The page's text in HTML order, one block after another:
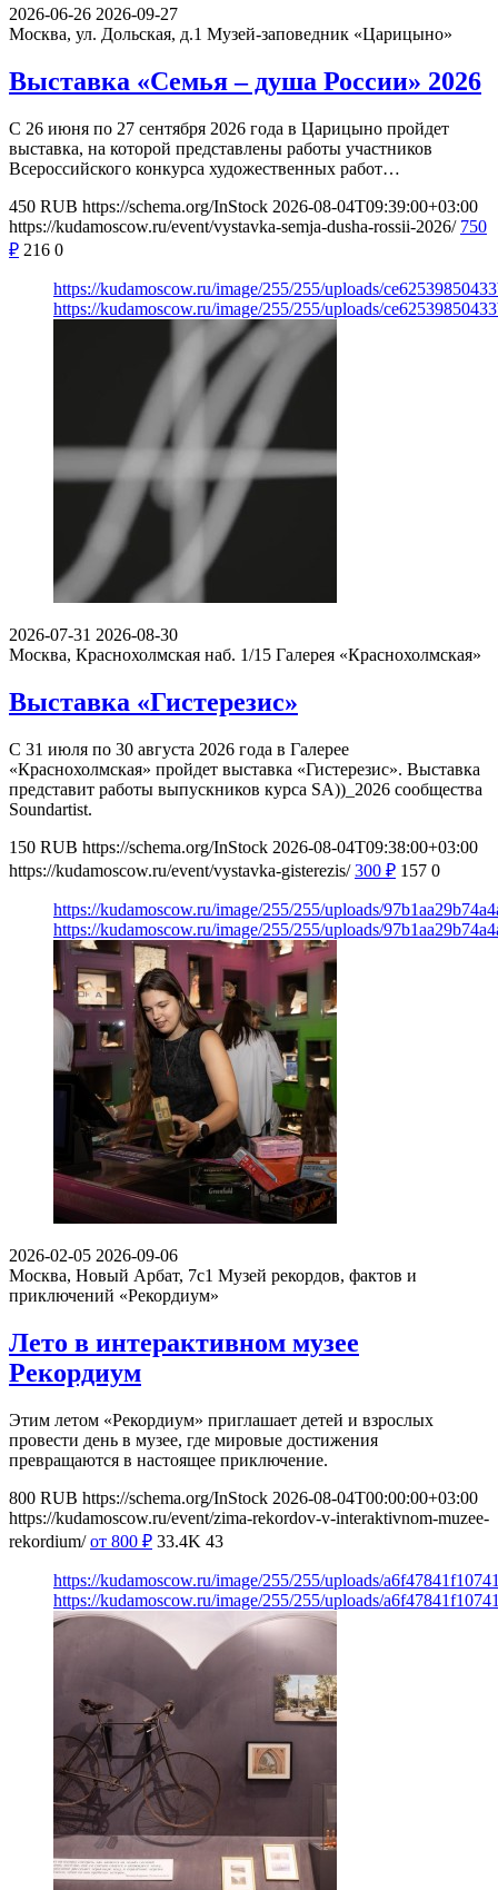
2026-06-26 2026-09-27
Москва, ул. Дольская, д.1 Музей-заповедник «Царицыно»
Выставка «Семья – душа России» 2026
С 26 июня по 27 сентября 2026 года в Царицыно пройдет
выставка, на которой представлены работы участников
Всероссийского конкурса художественных работ…
450 RUB https://schema.org/InStock 2026-08-04T09:39:00+03:00
https://kudamoscow.ru/event/vystavka-semja-dusha-rossii-2026/ 750
₽ 216 0
https://kudamoscow.ru/image/255/255/uploads/
https://kudamoscow.ru/image/255/255/uploads/
2026-07-31 2026-08-30
Москва, Краснохолмская наб. 1/15 Галерея «Краснохолмская»
Выставка «Гистерезис»
С 31 июля по 30 августа 2026 года в Галерее
«Краснохолмская» пройдет выставка «Гистерезис». Выставка
представит работы выпускников курса SA))_2026 сообщества
Soundartist.
150 RUB https://schema.org/InStock 2026-08-04T09:38:00+03:00
https://kudamoscow.ru/event/vystavka-gisterezis/ 300 ₽ 157 0
https://kudamoscow.ru/image/255/255/uploads/
https://kudamoscow.ru/image/255/255/uploads/
2026-02-05 2026-09-06
Москва, Новый Арбат, 7с1 Музей рекордов, фактов и
приключений «Рекордиум»
Лето в интерактивном музее
Рекордиум
Этим летом «Рекордиум» приглашает детей и взрослых
провести день в музее, где мировые достижения
превращаются в настоящее приключение.
800 RUB https://schema.org/InStock 2026-08-04T00:00:00+03:00
https://kudamoscow.ru/event/zima-rekordov-v-interaktivnom-muzee-
rekordium/ от 800 ₽ 33.4K 43
https://kudamoscow.ru/image/255/255/uploads/
https://kudamoscow.ru/image/255/255/uploads/